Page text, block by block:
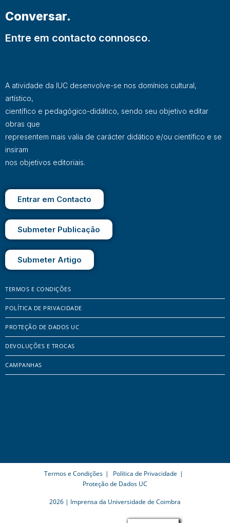
Conversar.
Entre em contacto connosco.
A atividade da IUC desenvolve-se nos domínios cultural,
artístico,
científico e pedagógico-didático, sendo seu objetivo editar
obras que
representem mais valia de carácter didático e/ou científico e se
insiram
nos objetivos editoriais.
Entrar em Contacto
Submeter Publicação
Submeter Artigo
TERMOS E CONDIÇÕES
POLÍTICA DE PRIVACIDADE
PROTEÇÃO DE DADOS UC
DEVOLUÇÕES E TROCAS
CAMPANHAS
Termos e Condições
Política de Privacidade
Proteção de Dados UC
2026 | Imprensa da Universidade de Coimbra